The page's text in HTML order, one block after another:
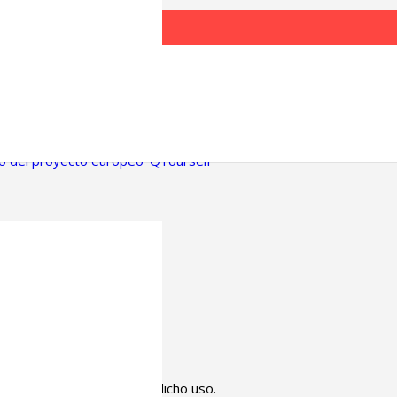
la radicalización digital en una mesa redonda celebrada con
proyecto europeo ‘QYourself’
navegando, aceptas dicho uso.